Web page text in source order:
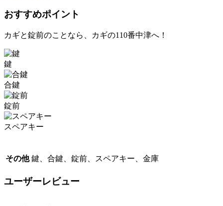
おすすめポイント
カギと錠前のことなら、カギの110番中津へ！
鍵
合鍵
錠前
スペアキー
その他 鍵、合鍵、錠前、スペアキー、金庫
ユーザーレビュー